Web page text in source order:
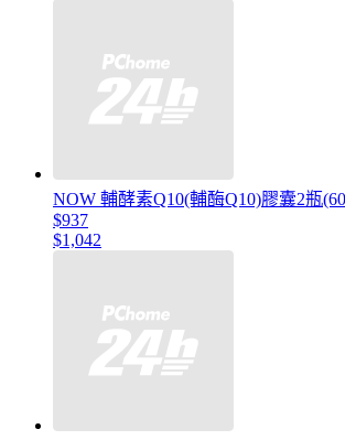
NOW 輔酵素Q10(輔酶Q10)膠囊2瓶
$937
$1,042